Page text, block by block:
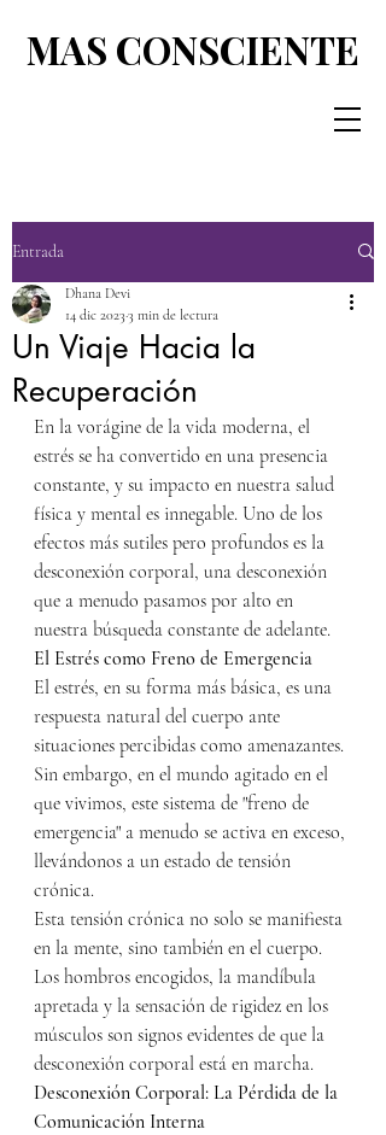
MAS CONSCIENTE
MAS CONSCIENTE
Entrada
Un Viaje Hacia la
Recuperación
Dhana Devi
14 dic 2023 3 min de lectura
En la vorágine de la vida moderna, el
estrés se ha convertido en una presencia
constante, y su impacto en nuestra salud
física y mental es innegable. Uno de los
efectos más sutiles pero profundos es la
desconexión corporal, una desconexión
que a menudo pasamos por alto en
nuestra búsqueda constante de adelante.
El Estrés como Freno de Emergencia
El estrés, en su forma más básica, es una
respuesta natural del cuerpo ante
situaciones percibidas como amenazantes.
Sin embargo, en el mundo agitado en el
que vivimos, este sistema de "freno de
emergencia" a menudo se activa en exceso,
llevándonos a un estado de tensión
crónica.
Esta tensión crónica no solo se manifiesta
en la mente, sino también en el cuerpo.
Los hombros encogidos, la mandíbula
apretada y la sensación de rigidez en los
músculos son signos evidentes de que la
desconexión corporal está en marcha.
Desconexión Corporal: La Pérdida de la
Comunicación Interna